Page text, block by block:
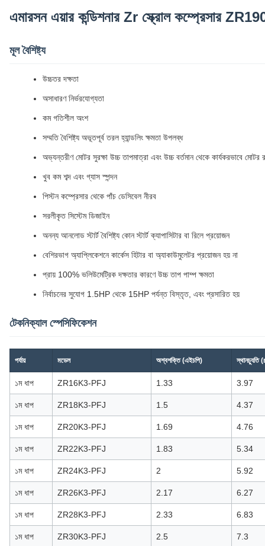
এমারসন এয়ার কন্ডিশনার Zr স্ক্রোল কম্প্রেসার
মূল বৈশিষ্ট্য
উচ্চতর দক্ষতা
অসাধারণ নির্ভরযোগ্যতা
কম গতিশীল অংশ
সম্মতি বৈশিষ্ট্য অভূতপূর্ব তরল হ্যান্ডলিং ক্ষমতা উপলব্ধ
অভ্যন্তরীণ মোটর সুরক্ষা উচ্চ তাপমাত্রা এবং উচ্চ বর্তমান থেকে কার্যকরভাবে মোটর
খুব কম শব্দ এবং গ্যাস স্পন্দন
পিস্টন কম্প্রেসার থেকে পাঁচ ডেসিবেল নীরব
সরলীকৃত সিস্টেম ডিজাইন
অনন্য আনলোড স্টার্ট বৈশিষ্ট্য কোন স্টার্ট ক্যাপাসিটার বা রিলে প্রয়োজন
বেশিরভাগ অ্যাপ্লিকেশনে কার্কেস হিটার বা অ্যাকাউমুলেটর প্রয়োজন হয় না
প্রায় 100% ভলিউমেট্রিক দক্ষতার কারণে উচ্চ তাপ পাম্প ক্ষমতা
নির্বাচনের সুযোগ 1.5HP থেকে 15HP পর্যন্ত বিস্তৃত, এবং প্রসারিত হয়
টেকনিক্যাল স্পেসিফিকেশন
পর্যায় মডেল অশ্বশক্তি (এইচপি) স্থানচ্যুতি
১ম ধাপ ZR16K3-PFJ 1.33 3.97
১ম ধাপ ZR18K3-PFJ 1.5 4.37
১ম ধাপ ZR20K3-PFJ 1.69 4.76
১ম ধাপ ZR22K3-PFJ 1.83 5.34
১ম ধাপ ZR24K3-PFJ 2 5.92
১ম ধাপ ZR26K3-PFJ 2.17 6.27
১ম ধাপ ZR28K3-PFJ 2.33 6.83
১ম ধাপ ZR30K3-PFJ 2.5 7.3